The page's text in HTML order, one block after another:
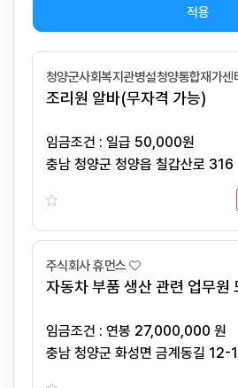
적용
청양군사회복지관병설청양통합재가센
조리원 알바(무자격 가능)
임금조건 : 일급 50,000원
충남 청양군 청양읍 칠갑산로 316
주식회사 휴먼스
자동차 부품 생산 관련 업무원
임금조건 : 연봉 27,000,000 원
충남 청양군 화성면 금계동길 12-